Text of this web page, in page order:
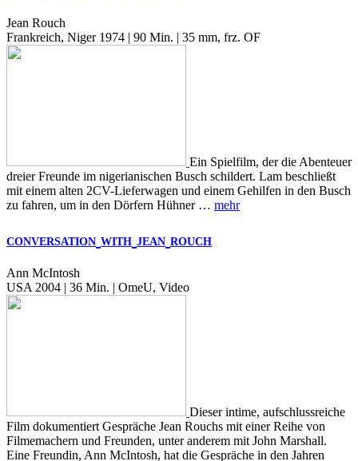
Jean Rouch
Frankreich, Niger 1974 | 90 Min. | 35 mm, frz. OF
Ein Spielfilm, der die Abenteuer
dreier Freunde im nigerianischen Busch schildert. Lam beschließt
mit einem alten 2CV-Lieferwagen und einem Gehilfen in den Busch
zu fahren, um in den Dörfern Hühner … mehr
CONVERSATION WITH JEAN ROUCH
Ann McIntosh
USA 2004 | 36 Min. | OmeU, Video
Dieser intime, aufschlussreiche
Film dokumentiert Gespräche Jean Rouchs mit einer Reihe von
Filmemachern und Freunden, unter anderem mit John Marshall.
Eine Freundin, Ann McIntosh, hat die Gespräche in den Jahren